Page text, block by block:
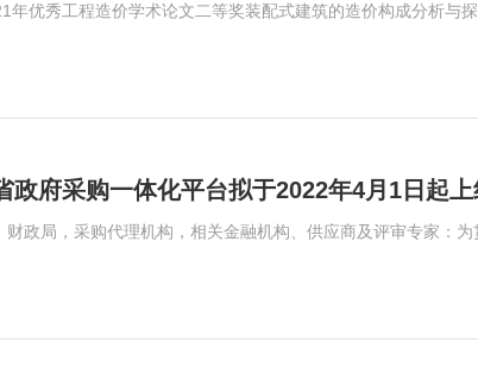
年优秀工程造价学术论文二等奖装配式建筑的造价构成分析与
政府采购一体化平台拟于2022年4月1日起上
政局，采购代理机构，相关金融机构、供应商及评审专家：